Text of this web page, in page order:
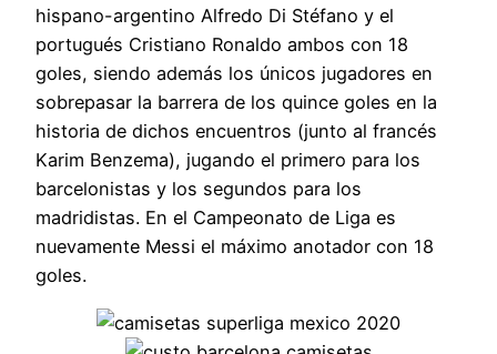
hispano-argentino Alfredo Di Stéfano y el
portugués Cristiano Ronaldo ambos con 18
goles, siendo además los únicos jugadores en
sobrepasar la barrera de los quince goles en la
historia de dichos encuentros (junto al francés
Karim Benzema), jugando el primero para los
barcelonistas y los segundos para los
madridistas. En el Campeonato de Liga es
nuevamente Messi el máximo anotador con 18
goles.